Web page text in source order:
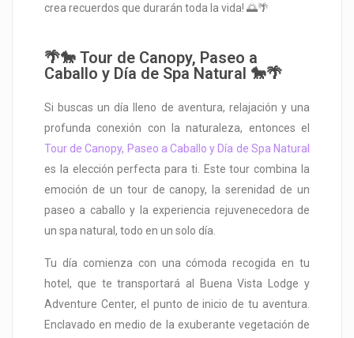
crea recuerdos que durarán toda la vida! 🌅🌴
🌴🐎 Tour de Canopy, Paseo a
Caballo y Día de Spa Natural 🐎🌴
Si buscas un día lleno de aventura, relajación y una
profunda conexión con la naturaleza, entonces el
Tour de Canopy, Paseo a Caballo y Día de Spa Natural
es la elección perfecta para ti. Este tour combina la
emoción de un tour de canopy, la serenidad de un
paseo a caballo y la experiencia rejuvenecedora de
un spa natural, todo en un solo día.
Tu día comienza con una cómoda recogida en tu
hotel, que te transportará al Buena Vista Lodge y
Adventure Center, el punto de inicio de tu aventura.
Enclavado en medio de la exuberante vegetación de